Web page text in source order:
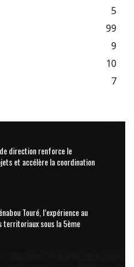
5
99
9
10
7
direction renforce le
et accélère la coordination
Touré, l’expérience au
territoriaux sous la 5ème